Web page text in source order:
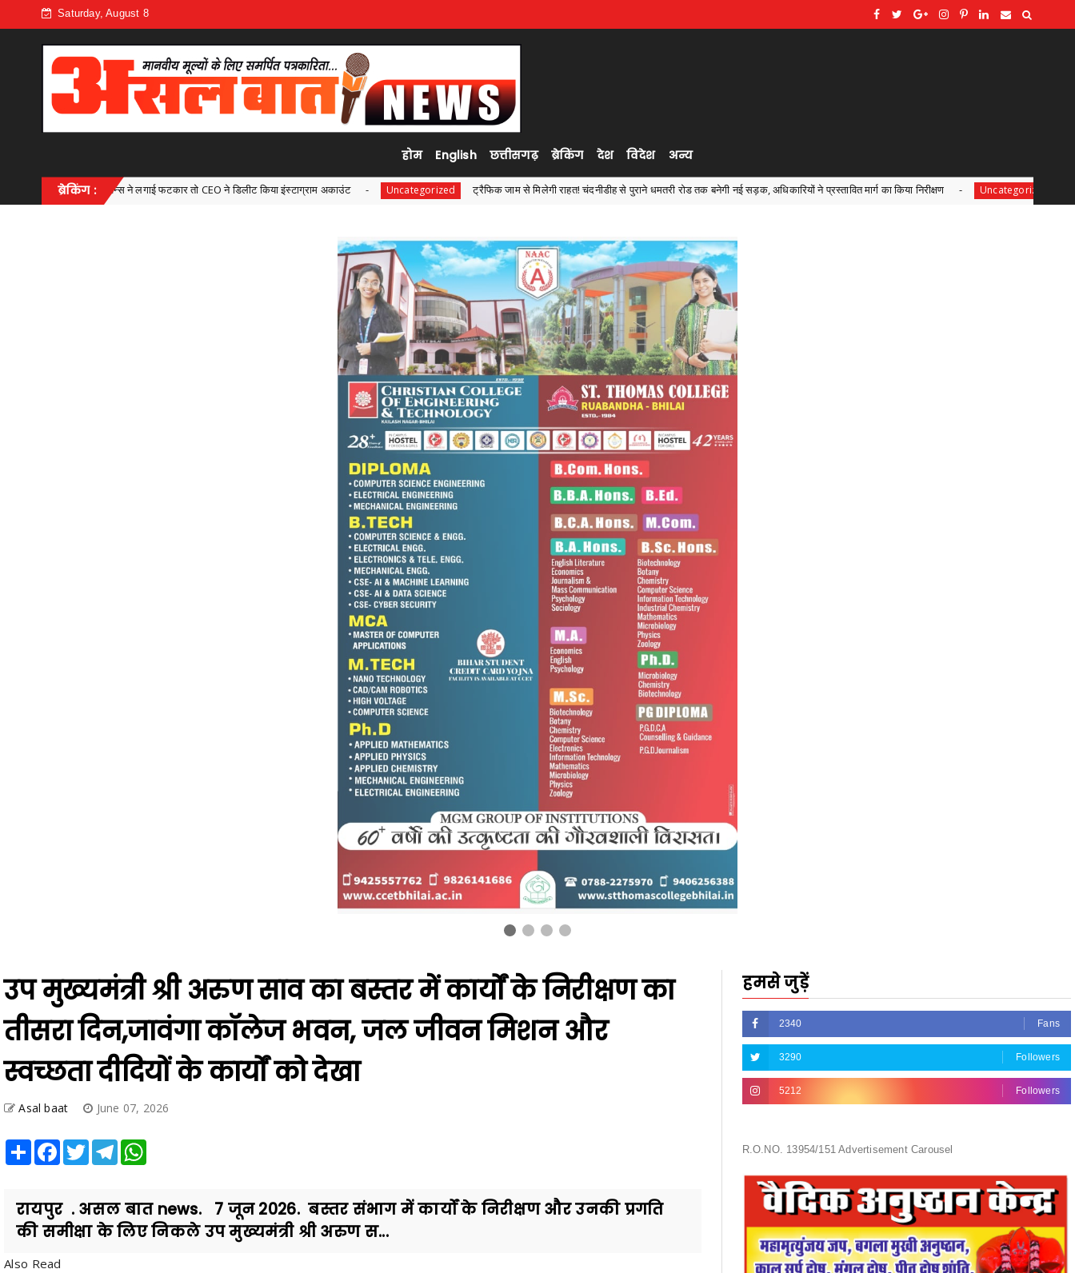
Saturday, August 8
होम English छत्तीसगढ़ ब्रेकिंग देश विदेश अन्य
ब्रेकिंग :
ने लगाई फटकार तो CEO ने डिलीट किया इंस्टाग्राम अकाउंट Uncategorized ट्रैफिक जाम से मिलेगी राहत! चंदनीडीह से पुराने धमतरी रोड तक बनेगी नई सड़क, अधिकारियों ने प्रस्तावित मार्ग का किया निरीक्षण Uncategorized भगवान शिव पर अभद्र
उप मुख्यमंत्री श्री अरुण साव का बस्तर में कार्यों के निरीक्षण का
तीसरा दिन,जावंगा कॉलेज भवन, जल जीवन मिशन और
स्वच्छता दीदियों के कार्यों को देखा
Asal baat June 07, 2026
Share Facebook
Twitter Telegram
रायपुर . असल बात news. 7 जून 2026. बस्तर संभाग में कार्यों के निरीक्षण और उनकी प्रगति
की समीक्षा के लिए निकले उप मुख्यमंत्री श्री अरुण स...
Also Read
हमसे जुड़ें
2340 Fans
3290 Followers
5212 Followers
R.O.NO. 13954/151 Advertisement Carousel